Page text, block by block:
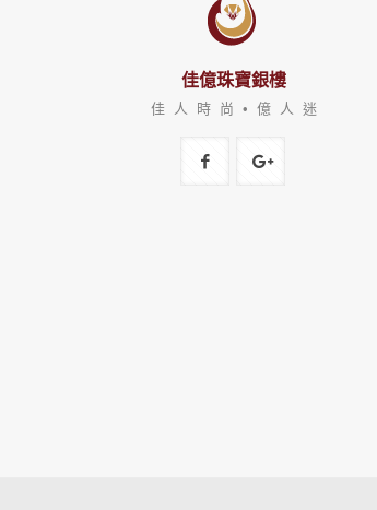
佳億珠寶銀樓
佳 人 時 尚 • 億 人 迷